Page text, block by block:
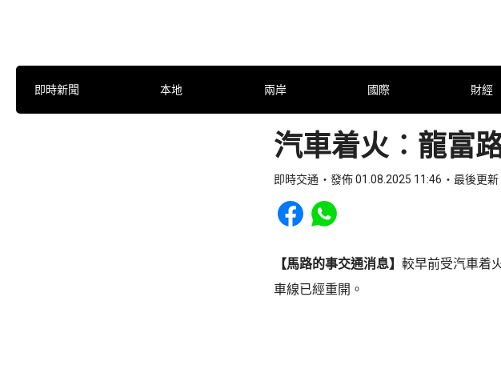
即時新聞 本地 兩岸 國際 財經
汽車着火︰龍富
即時交通 發佈 01.08.2025 11:46 最後更新
Share to Facebook
Share to WhatsApp
【馬路的事交通消息】 較早前受汽車着
車線已經重開。